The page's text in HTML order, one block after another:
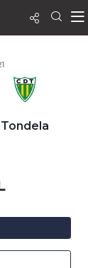
Tondela